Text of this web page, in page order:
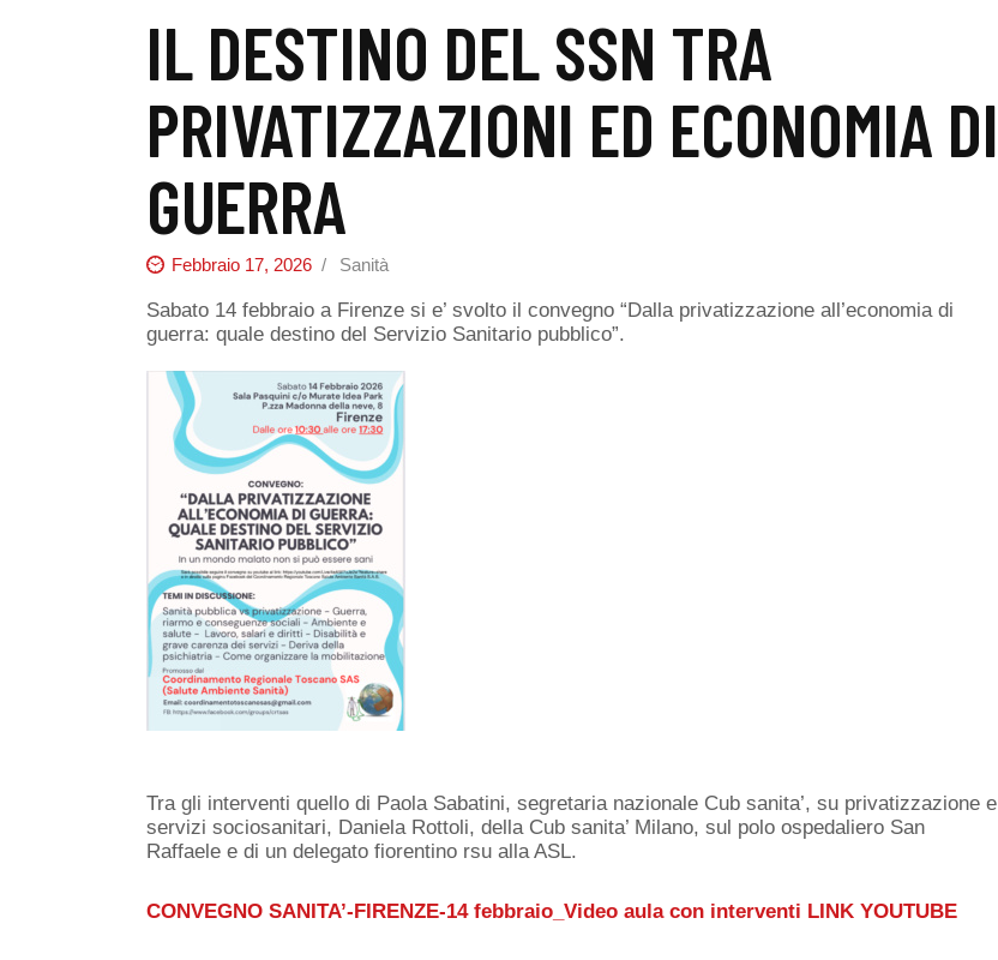
IL DESTINO DEL SSN TRA
PRIVATIZZAZIONI ED ECONOMIA DI
GUERRA
Febbraio 17, 2026 Sanità
Sabato 14 febbraio a Firenze si e’ svolto il convegno “Dalla privatizzazione all’economia di
guerra: quale destino del Servizio Sanitario pubblico”.
Tra gli interventi quello di Paola Sabatini, segretaria nazionale Cub sanita’, su privatizzazione e
servizi sociosanitari, Daniela Rottoli, della Cub sanita’ Milano, sul polo ospedaliero San
Raffaele e di un delegato fiorentino rsu alla ASL.
CONVEGNO SANITA’-FIRENZE-14 febbraio_Video aula con interventi LINK YOUTUBE